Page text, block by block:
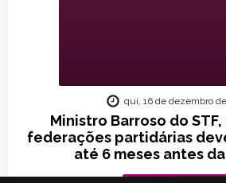
Ministro Barroso do
federações partidárias
até 6 meses antes
qui, 16 de dezembro